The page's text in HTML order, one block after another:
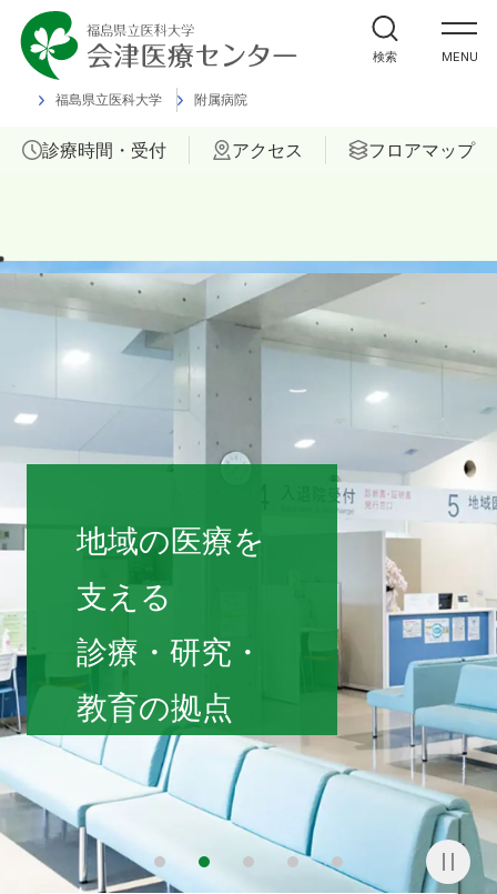
福島県立医科大学 附属病院
MENU
外来受診の方
入院・ご面会の方
診療科
当院について
医療関係者の方へ
診療時間・受付 アクセス フロアマップ
検索
福島県立医科大学 会津診療セン
地域の医療を
支える
診療・研究・
教育の拠点
3 5